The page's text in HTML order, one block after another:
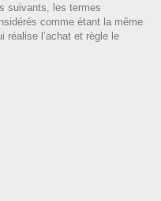
suivants, les termes
comme étant la même
réalise l’achat et règle le